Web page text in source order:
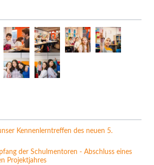
Kennenlerntreffen des neuen 5.
der Schulmentoren - Abschluss eines
Projektjahres